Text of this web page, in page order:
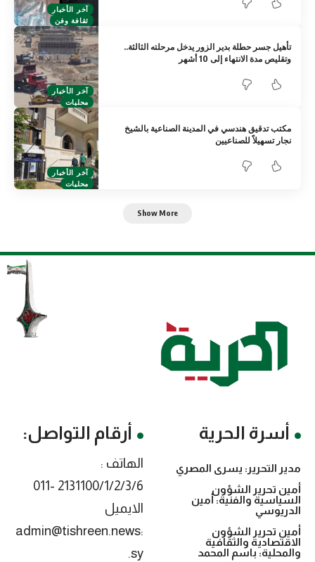
آخر الأخبار
ثقافة وفن
آخر الأخبار
محليات
تأهيل جسر حطلة بدير الزور يدخل مرحلته الثالثة..
وتقليص مدة الانتهاء إلى 10 أشهر
آخر الأخبار
محليات
مكتب تدقيق هندسي في المدينة الصناعية بالشيخ
نجار تسهيلاً للصناعيين
Show More
أسرة الحرية
مدير التحرير: يسرى المصري
أمين تحرير الشؤون
السياسية والفنية: أمين
الدريوسي
أمين تحرير الشؤون
الاقتصادية والثقافية
والمحلية: باسم المحمد
أرقام التواصل:
الهاتف :
2131100/1/2/3/6 -011
الايميل
:admin@tishreen.news
.sy